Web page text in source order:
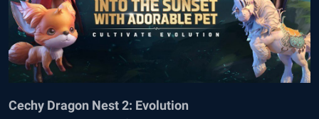
Cechy Dragon Nest 2: Evolution